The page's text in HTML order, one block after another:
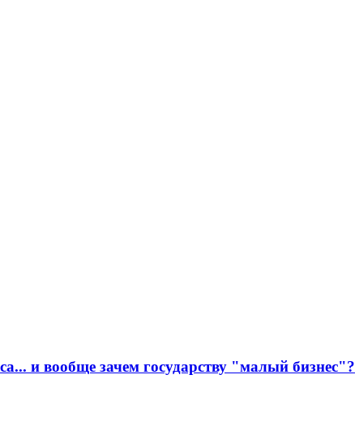
и вообще зачем государству "малый бизнес"?